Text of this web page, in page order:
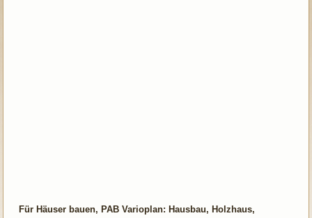
Für Häuser bauen, PAB Varioplan: Hausbau, Holzhaus,